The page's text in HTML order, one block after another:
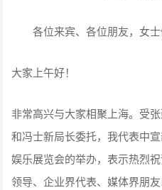
各位来宾、各位朋友，女士
大家上午好！
非常高兴与大家相聚上海。受
和冯士新局长委托，我代表中
娱乐展览会的举办，表示热烈
领导、企业界代表、媒体界朋